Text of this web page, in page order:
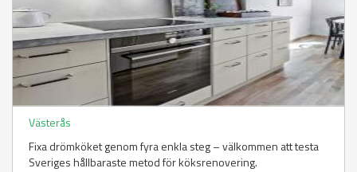
Västerås
Fixa drömköket genom fyra enkla steg – välkommen att testa
Sveriges hållbaraste metod för köksrenovering.